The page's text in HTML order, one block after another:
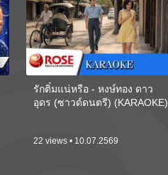
รักติ๋มแน่หรือ - หงษ์ทอง ดาว
อุดร (ซาวด์ดนตรี) (KARAOKE)
22 views • 10.07.2569